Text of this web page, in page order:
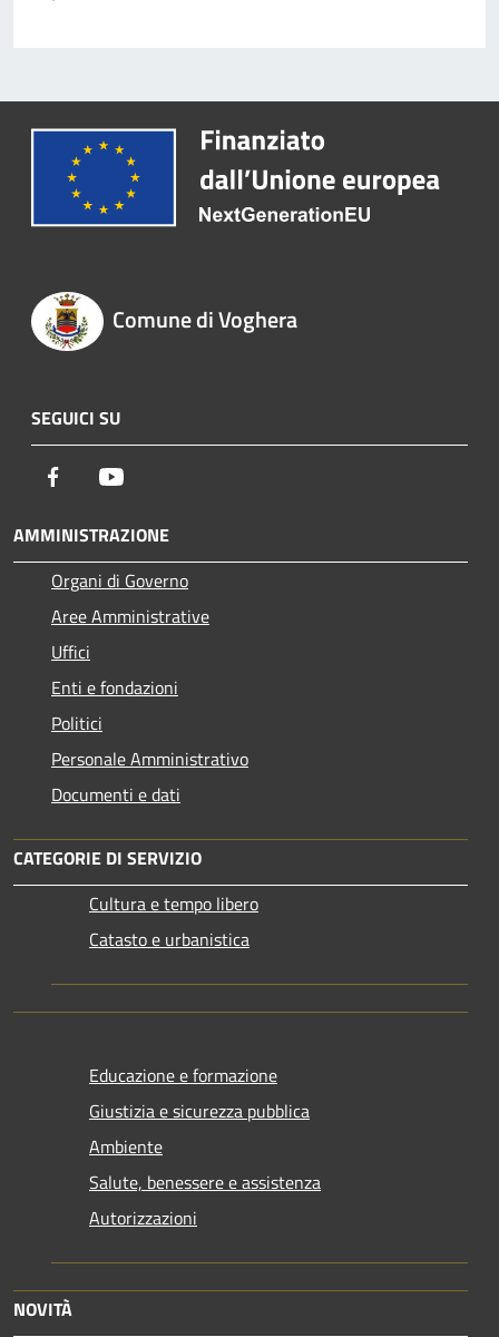
Comune di Voghera
SEGUICI SU
Facebook
AMMINISTRAZIONE
Organi di Governo
Aree Amministrative
Uffici
Enti e fondazioni
Politici
Personale Amministrativo
Documenti e dati
CATEGORIE DI SERVIZIO
Cultura e tempo libero
Catasto e urbanistica
Educazione e formazione
Giustizia e sicurezza pubblica
Ambiente
Salute, benessere e assistenza
Autorizzazioni
NOVITÀ